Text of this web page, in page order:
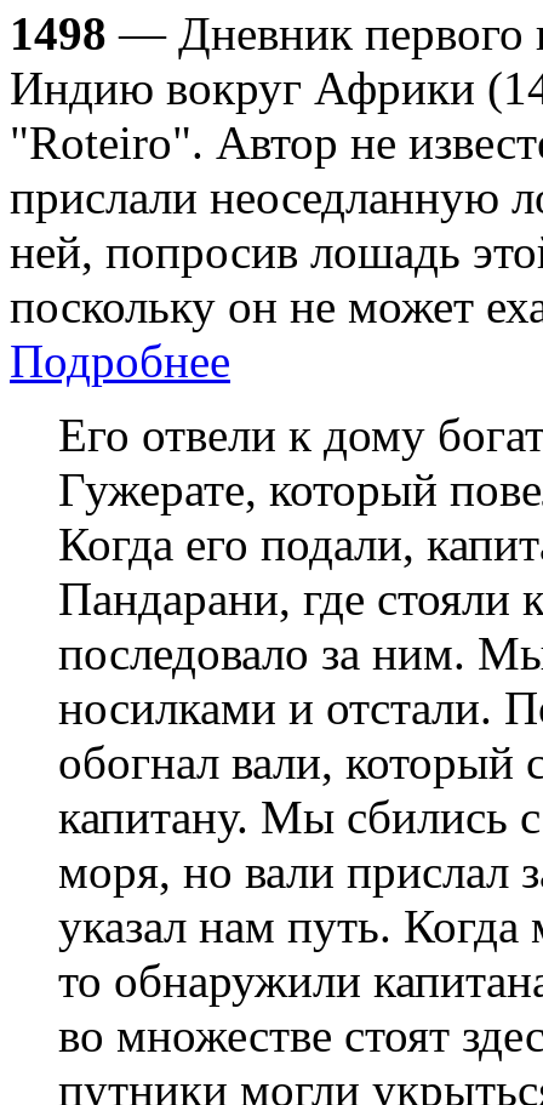
1498 — Дневник первого
Индию вокруг Африки
"Roteiro". Автор не
прислали неоседланную
ней, попросив лошадь
поскольку он не может
Подробнее
Его отвели к дому
Гужерате, который
Когда его подали,
Пандарани, где стояли
последовало за ним.
носилками и отстали.
обогнал вали, который
капитану. Мы сбились
моря, но вали прислал
указал нам путь.
то обнаружили
во множестве стоят
путники могли